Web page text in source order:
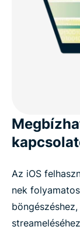
Az iOS
nek